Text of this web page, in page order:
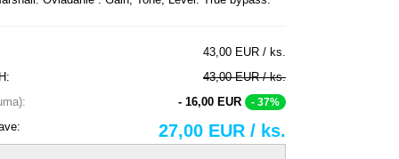
43,00 EUR / ks.
43,00 EUR / ks.
- 16,00 EUR - 37%
27,00 EUR / ks.